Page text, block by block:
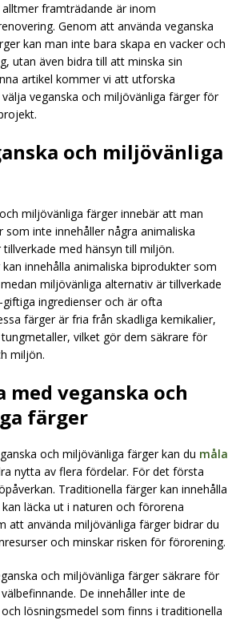
framträdande är inom
Genom att använda veganska
kan man inte bara skapa en vacker och
utan även bidra till att minska sin
artikel kommer vi att utforska
veganska och miljövänliga färger för
och miljövänliga
miljövänliga färger innebär att man
som inte innehåller några animaliska
med hänsyn till miljön.
innehålla animaliska biprodukter som
miljövänliga alternativ är tillverkade
ingredienser och är ofta
färger är fria från skadliga kemikalier,
vilket gör dem säkrare för
miljön.
med veganska och
färger
och miljövänliga färger kan du måla
nytta av flera fördelar. För det första
Traditionella färger kan innehålla
läcka ut i naturen och förorena
att använda miljövänliga färger bidrar du
och minskar risken för förorening.
och miljövänliga färger säkrare för
De innehåller inte de
lösningsmedel som finns i traditionella